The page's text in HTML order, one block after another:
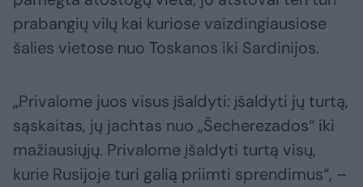
prabangių vilų kai kuriose vaizdingiausiose
šalies vietose nuo ​​Toskanos iki Sardinijos.
„Privalome juos visus įšaldyti: įšaldyti jų turtą,
sąskaitas, jų jachtas nuo „Šecherezados“ iki
mažiausiųjų. Privalome įšaldyti turtą visų,
kurie Rusijoje turi galią priimti sprendimus“, –